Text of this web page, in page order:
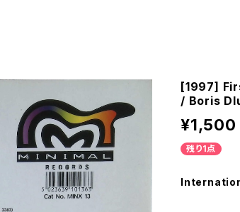
[1997]
/ Boris
¥1,500
残り1点